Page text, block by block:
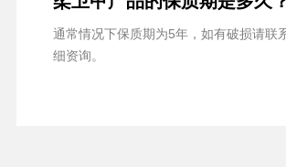
急版底部为空，可罩挡处理，无须接触爆
通常情况下保质期为5年，如有破损请联
细资询。